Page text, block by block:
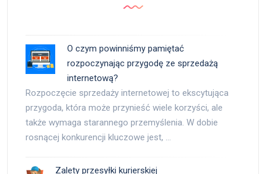
O czym powinniśmy pamiętać
rozpoczynając przygodę ze sprzedażą
internetową?
Rozpoczęcie sprzedaży internetowej to ekscytująca
przygoda, która może przynieść wiele korzyści, ale
także wymaga starannego przemyślenia. W dobie
rosnącej konkurencji kluczowe jest, …
Zalety przesyłki kurierskiej